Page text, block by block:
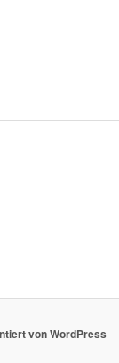
von WordPress